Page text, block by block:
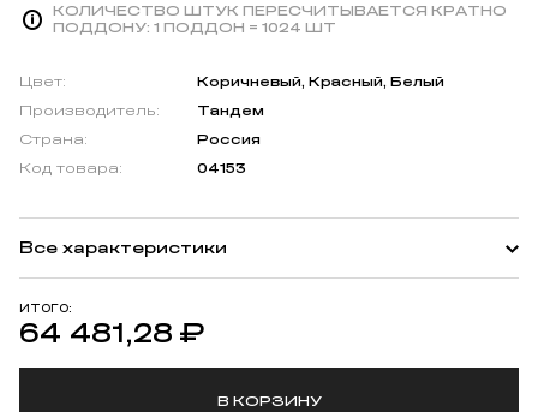
КОЛИЧЕСТВО ШТУК ПЕРЕСЧИТЫВАЕТСЯ КРАТНО
ПОДДОНУ: 1 ПОДДОН = 1024 ШТ
ИТОГО:
64 481,28 ₽
В КОРЗИНУ
Цвет:
Коричневый, Красный, Белый
Производитель:
Тандем
Страна:
Россия
Код товара:
04153
Все характеристики